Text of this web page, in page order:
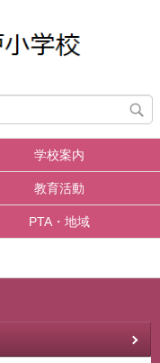
学校案内
教育活動
PTA・地域